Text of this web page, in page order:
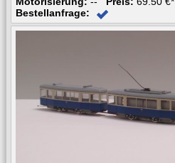
Bestellanfrage: